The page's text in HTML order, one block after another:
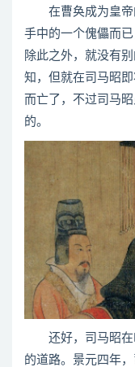
在曹奂成为皇帝
手中的一个傀儡而
除此之外，就没有
知，但就在司马昭
而亡了，不过司马
的。
还好，司马昭在
的道路。景元四年